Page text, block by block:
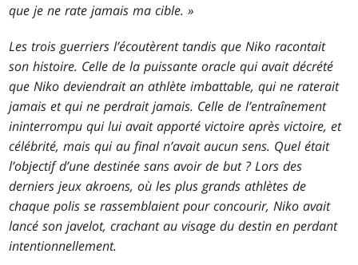
que je ne rate jamais ma cible. »
Les trois guerriers l’écoutèrent tandis que Niko racontait
son histoire. Celle de la puissante oracle qui avait décrété
que Niko deviendrait an athlète imbattable, qui ne raterait
jamais et qui ne perdrait jamais. Celle de l’entraînement
ininterrompu qui lui avait apporté victoire après victoire, et
célébrité, mais qui au final n’avait aucun sens. Quel était
l’objectif d’une destinée sans avoir de but ? Lors des
derniers jeux akroens, où les plus grands athlètes de
chaque polis se rassemblaient pour concourir, Niko avait
lancé son javelot, crachant au visage du destin en perdant
intentionnellement.